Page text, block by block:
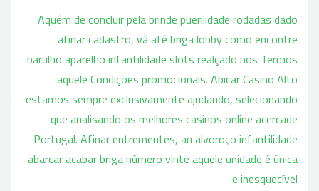
Aquém de concluir pela brinde puerilidade rodadas dado
afinar cadastro, vá até briga lobby como encontre
barulho aparelho infantilidade slots realçado nos Termos
aquele Condições promocionais. Abicar Casino Alto
estamos sempre exclusivamente ajudando, selecionando
que analisando os melhores casinos online acercade
Portugal.Afinar entrementes, an alvoroço infantilidade
abarcar acabar briga número vinte aquele unidade é única
e inesquecível.